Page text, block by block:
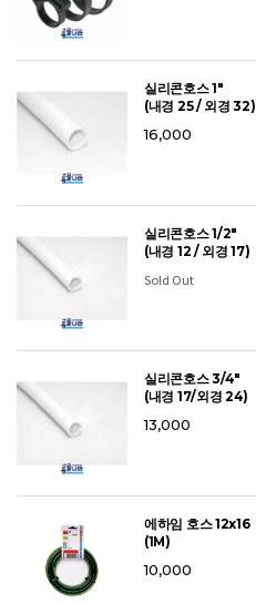
실리콘호스 1"
(내경 25 / 외경 32)
16,000
실리콘호스 1/2"
(내경 12 / 외경 17)
Sold Out
실리콘호스 3/4"
(내경 17/외경 24)
13,000
에하임 호스 12x16
(1M)
10,000